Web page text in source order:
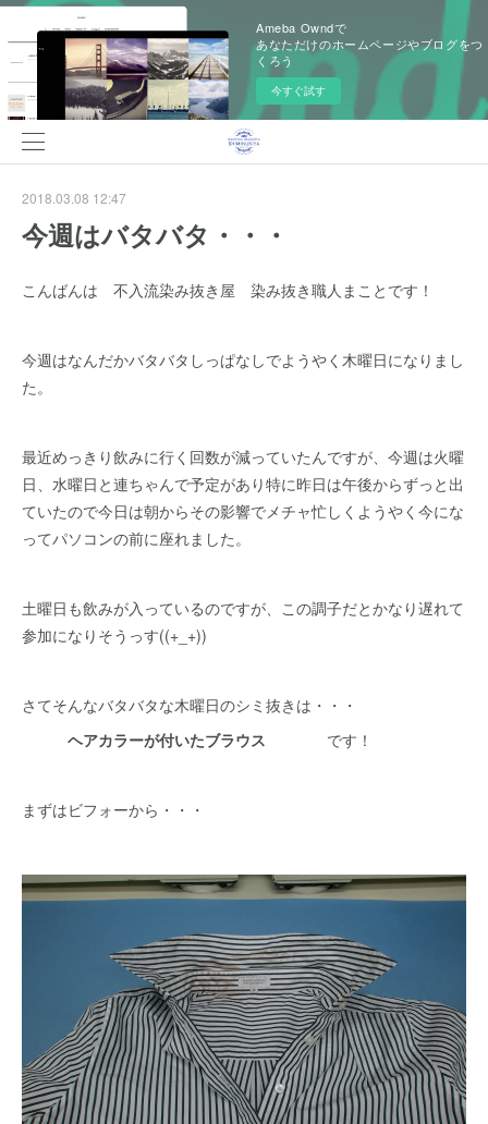
Ameba Owndで
あなただけのホームページやブログをつ
くろう
今すぐ試す
2018.03.08 12:47
今週はバタバタ・・・
こんばんは 不入流染み抜き屋 染み抜き職人まことです！
今週はなんだかバタバタしっぱなしでようやく木曜日になりまし
た。
最近めっきり飲みに行く回数が減っていたんですが、今週は火曜
日、水曜日と連ちゃんで予定があり特に昨日は午後からずっと出
ていたので今日は朝からその影響でメチャ忙しくようやく今にな
ってパソコンの前に座れました。
土曜日も飲みが入っているのですが、この調子だとかなり遅れて
参加になりそうっす((+_+))
さてそんなバタバタな木曜日のシミ抜きは・・・
ヘアカラーが付いたブラウス です！
まずはビフォーから・・・